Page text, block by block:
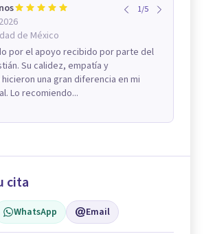
de México
1/5
por el apoyo recibido por parte del
Su calidez, empatía y
una gran diferencia en mi
Lo recomiendo...
cita
WhatsApp Email